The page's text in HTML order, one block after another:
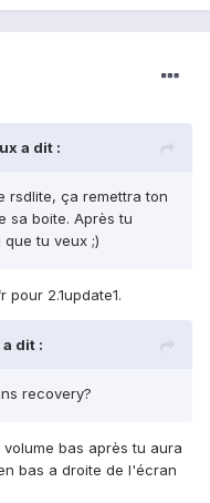
a dit :
rsdlite, ça remettra ton
sa boite. Après tu
tu veux ;)
2.1update1.
dit :
recovery?
bas après tu aura
bas a droite de l'écran